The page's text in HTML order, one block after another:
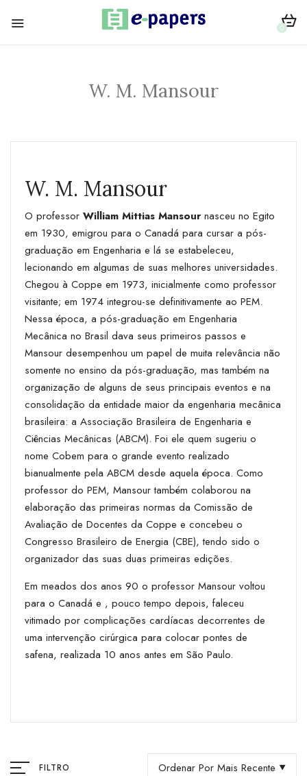
0
W. M. Mansour
W. M. Mansour
O professor William Mittias Mansournasceu no Egito
em 1930, emigrou para o Canadá para cursar a pós-
graduação em Engenharia e lá se estabeleceu,
lecionando em algumas de suas melhores universidades.
Chegou à Coppe em 1973, inicialmente como professor
visitante; em 1974 integrou-se definitivamente ao PEM.
Nessa época, a pós-graduação em Engenharia
Mecânica no Brasil dava seus primeiros passos e
Mansour desempenhou um papel de muita relevância não
somente no ensino da pós-graduação, mas também na
organização de alguns de seus principais eventos e na
consolidação da entidade maior da engenharia mecânica
brasileira: a Associação Brasileira de Engenharia e
Ciências Mecânicas (ABCM). Foi ele quem sugeriu o
nome Cobem para o grande evento realizado
bianualmente pela ABCM desde aquela época. Como
professor do PEM, Mansour também colaborou na
elaboração das primeiras normas da Comissão de
Avaliação de Docentes da Coppe e concebeu o
Congresso Brasileiro de Energia (CBE), tendo sido o
organizador das suas duas primeiras edições.
Em meados dos anos 90 o professor Mansour voltou
para o Canadá e , pouco tempo depois, faleceu
vitimado por complicações cardíacas decorrentes de
uma intervenção cirúrgica para colocar pontes de
safena, realizada 10 anos antes em São Paulo.
FILTRO Ordenar Por Mais Recente